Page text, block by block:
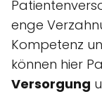
enge
Kompetenz
können hier
Versorgung